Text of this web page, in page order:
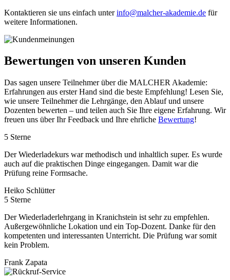
Kontaktieren sie uns einfach unterinfo@malcher-akademie.de für
weitere Informationen.
Bewertungen von unseren Kunden
Das sagen unsere Teilnehmer über die MALCHER Akademie:
Erfahrungen aus erster Hand sind die beste Empfehlung! Lesen Sie,
wie unsere Teilnehmer die Lehrgänge, den Ablauf und unsere
Dozenten bewerten – und teilen auch Sie Ihre eigene Erfahrung. Wir
freuen uns über Ihr Feedback und Ihre ehrliche Bewertung!
5 Sterne
Der Wiederladekurs war methodisch und inhaltlich super. Es wurde
auch auf die praktischen Dinge eingegangen. Damit war die
Prüfung reine Formsache.
Heiko Schlütter
5 Sterne
Der Wiederladerlehrgang in Kranichstein ist sehr zu empfehlen.
Außergewöhnliche Lokation und ein Top-Dozent. Danke für den
kompetenten und interessanten Unterricht. Die Prüfung war somit
kein Problem.
Frank Zapata